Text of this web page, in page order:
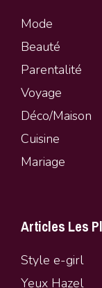
Mode
Beauté
Parentalité
Voyage
Déco/Maison
Cuisine
Mariage
Articles Les
Style e-girl
Yeux Hazel